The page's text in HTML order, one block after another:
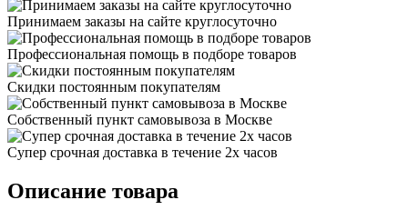
Принимаем заказы на сайте круглосуточно
Профессиональная помощь в подборе товаров
Скидки постоянным покупателям
Собственный пункт самовывоза в Москве
Супер срочная доставка в течение 2х часов
Описание товара